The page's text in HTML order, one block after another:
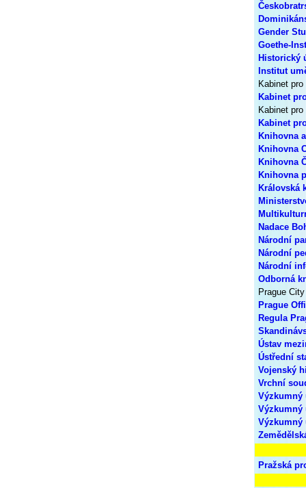
Gender
Goethe-
Historický
Institut
Kabinet
Kabinet
Kabinet
Kabinet
Knihovna
Knihovna
Knihovna
Knihovna
Královská
Nadace
Národní
Národní
Národní
Odborná
Prague
Prague
Regula
Ústav
Ústřední
Vojenský
Vrchní
Výzkumný
Výzkumný
Výzkumný
Pražská